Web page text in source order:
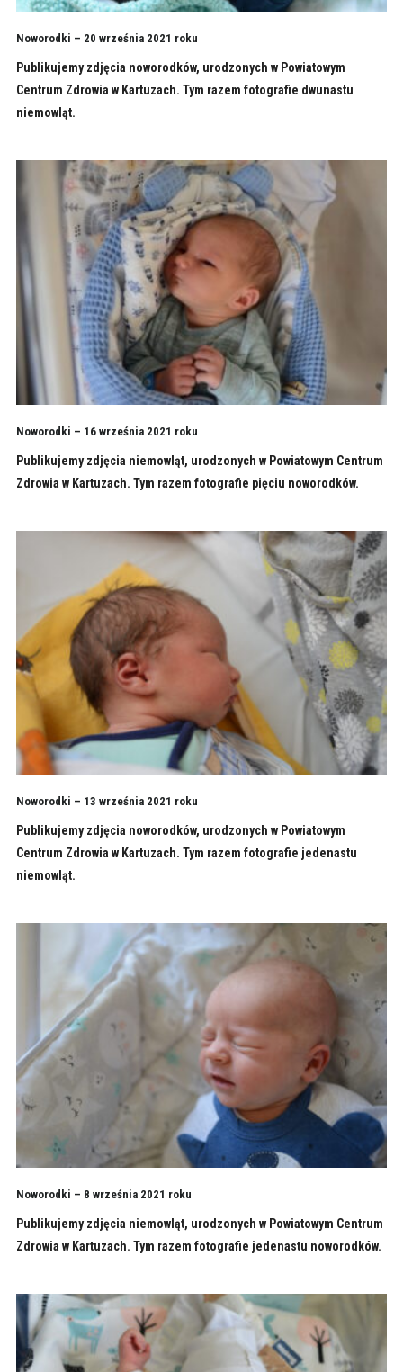
Noworodki – 20 września 2021 roku
Publikujemy zdjęcia noworodków, urodzonych w Powiatowym
Centrum Zdrowia w Kartuzach. Tym razem fotografie dwunastu
niemowląt.
Noworodki – 16 września 2021 roku
Publikujemy zdjęcia niemowląt, urodzonych w Powiatowym Centrum
Zdrowia w Kartuzach. Tym razem fotografie pięciu noworodków.
Noworodki – 13 września 2021 roku
Publikujemy zdjęcia noworodków, urodzonych w Powiatowym
Centrum Zdrowia w Kartuzach. Tym razem fotografie jedenastu
niemowląt.
Noworodki – 8 września 2021 roku
Publikujemy zdjęcia niemowląt, urodzonych w Powiatowym Centrum
Zdrowia w Kartuzach. Tym razem fotografie jedenastu noworodków.